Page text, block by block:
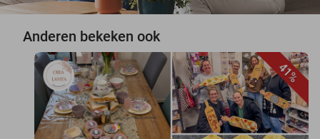
Anderen bekeken ook
41%